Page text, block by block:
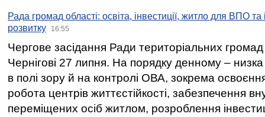
Рада громад області: освіта, інвестиції, житло для ВПО
розвитку
16:55
Чергове засідання Ради територіальних громад
Чернігові 27 липня. На порядку денному –
в полі зору й на контролі ОВА, зокрема освоєння
робота центрів життєстійкості, забезпечення
переміщених осіб житлом, розроблення